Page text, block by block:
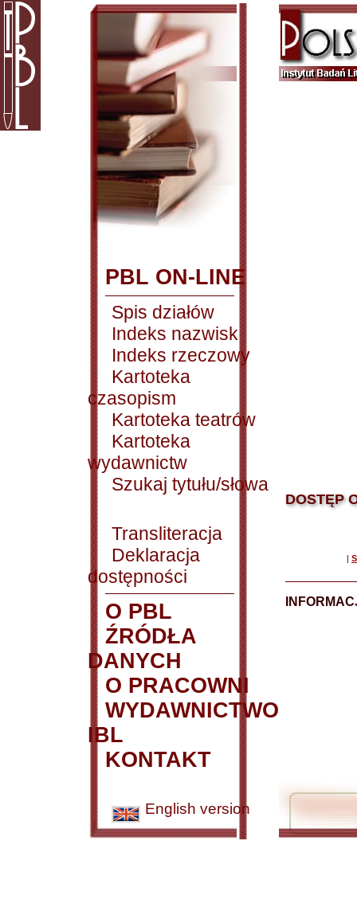
PBL ON-LINE
Spis działów
Indeks nazwisk
Indeks rzeczowy
Kartoteka
czasopism
Kartoteka teatrów
Kartoteka
wydawnictw
Szukaj tytułu/słowa
Transliteracja
Deklaracja
dostępności
O PBL
ŹRÓDŁA
DANYCH
O PRACOWNI
WYDAWNICTWO
IBL
KONTAKT
English version
DOSTĘP
|